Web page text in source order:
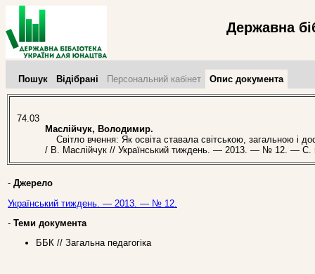
Державна
Пошук Відібрані Персональний кабінет Опис документа
74.03
Маслійчук, Володимир.
Світло вчення: Як освіта ставала світською, загальною і
/ В. Маслійчук // Український тиждень. — 2013. — № 12. — С.
- Джерело
Український тиждень. — 2013. — № 12.
- Теми документа
ББК // Загальна педагогіка